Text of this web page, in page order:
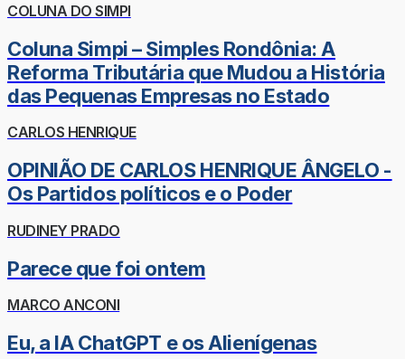
COLUNA DO SIMPI
Coluna Simpi – Simples Rondônia: A
Reforma Tributária que Mudou a História
das Pequenas Empresas no Estado
CARLOS HENRIQUE
OPINIÃO DE CARLOS HENRIQUE ÂNGELO -
Os Partidos políticos e o Poder
RUDINEY PRADO
Parece que foi ontem
MARCO ANCONI
Eu, a IA ChatGPT e os Alienígenas